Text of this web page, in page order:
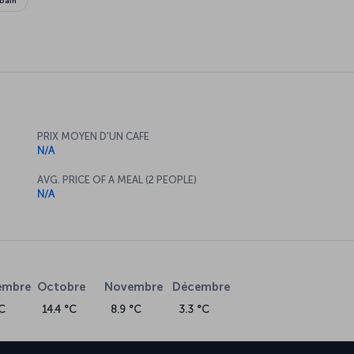
PRIX MOYEN D'UN CAFE
N/A
AVG. PRICE OF A MEAL (2 PEOPLE)
N/A
Octobre
14.4 °C
Novembre
8.9 °C
Décembre
3.3 °C